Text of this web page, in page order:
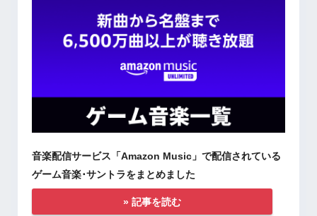
音楽配信サービス「Amazon Music」で配信されている
ゲーム音楽･サントラをまとめました
» 記事を読む